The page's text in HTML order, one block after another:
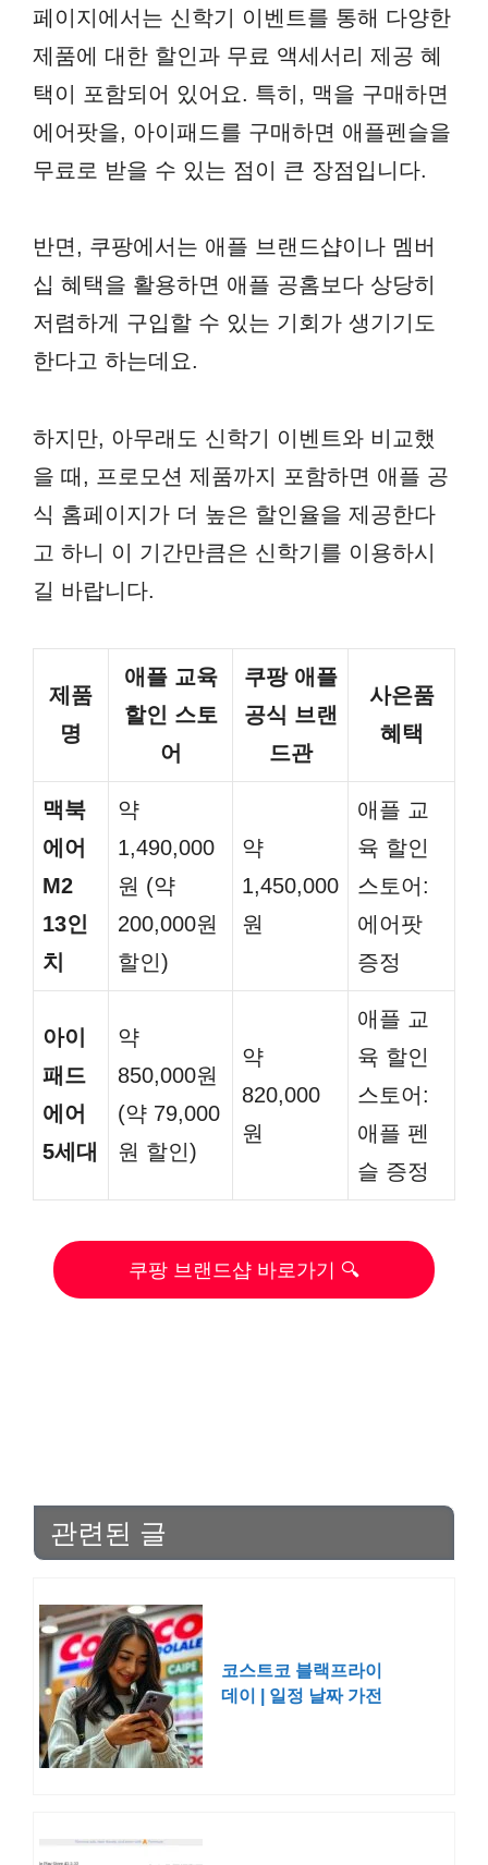
페이지에서는 신학기 이벤트를 통해 다양한
제품에 대한 할인과 무료 액세서리 제공 혜
택이 포함되어 있어요. 특히, 맥을 구매하면
에어팟을, 아이패드를 구매하면 애플펜슬을
무료로 받을 수 있는 점이 큰 장점입니다.
반면, 쿠팡에서는 애플 브랜드샵이나 멤버
십 혜택을 활용하면 애플 공홈보다 상당히
저렴하게 구입할 수 있는 기회가 생기기도
한다고 하는데요.
하지만, 아무래도 신학기 이벤트와 비교했
을 때, 프로모션 제품까지 포함하면 애플 공
식 홈페이지가 더 높은 할인율을 제공한다
고 하니 이 기간만큼은 신학기를 이용하시
길 바랍니다.
제품
명
애플 교육
할인 스토
어
쿠팡 애플
공식 브랜
드관
사은품
혜택
맥북
에어
M2
13인
치
약
1,490,000
원 (약
200,000원
할인)
약
1,450,000
원
애플 교
육 할인
스토어:
에어팟
증정
아이
패드
에어
5세대
약
850,000원
(약 79,000
원 할인)
약
820,000
원
애플 교
육 할인
스토어:
애플 펜
슬 증정
쿠팡 브랜드샵 바로가기 🔍
관련된 글
코스트코 블랙프라이
데이 | 일정 날짜 가전